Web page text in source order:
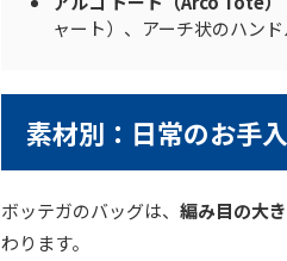
ャート）、アーチ状のハンド
素材別：日常のお手
ボッテガのバッグは、 編み目の大
わります。